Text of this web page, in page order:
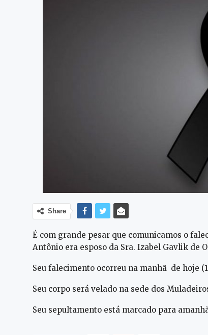
Share
É com grande pesar que comunicamos o
Antônio era esposo da Sra. Izabel Gavlik de
Seu falecimento ocorreu na manhã de hoje
Seu corpo será velado na sede dos
Seu sepultamento está marcado para